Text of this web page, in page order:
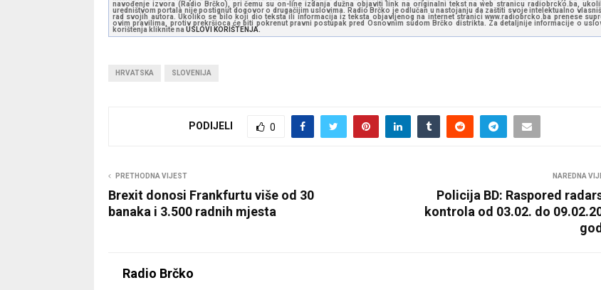
navođenje izvora (Radio Brčko), pri čemu su on-line izdanja dužna objaviti link na originalni tekst na web stranicu radiobrcko.ba,
uredništvom portala nije postignut dogovor o drugačijim uslovima. Radio Brčko je odlučan u nastojanju da zaštiti svoje intelektualno
rad svojih autora. Ukoliko se bilo koji dio teksta ili informacija iz teksta objavljenog na internet stranici www.radiobrcko.ba prenese
ovim pravilima, protiv prekršioca će biti pokrenut pravni postupak pred Osnovnim sudom Brčko distrikta. Za detaljnije informacije o
korištenja kliknite na USLOVI KORIŠTENJA.
HRVATSKA SLOVENIJA
PODIJELI 0
PRETHODNA VIJEST
Brexit donosi Frankfurtu više od 30
banaka i 3.500 radnih mjesta
NAREDNA
Policija BD: Raspored
kontrola od 03.02. do
Radio Brčko